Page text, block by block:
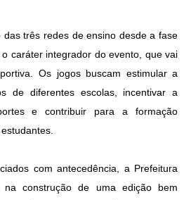
das três redes de ensino desde a fase
caráter integrador do evento, que vai
Os jogos buscam estimular a
de diferentes escolas, incentivar a
e contribuir para a formação
com antecedência, a Prefeitura
na construção de uma edição bem